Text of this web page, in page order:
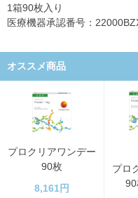
1箱90枚入り
医療機器承認番号：
オススメ商品
プロクリアワンデー
90枚
8,161円
プロ
90